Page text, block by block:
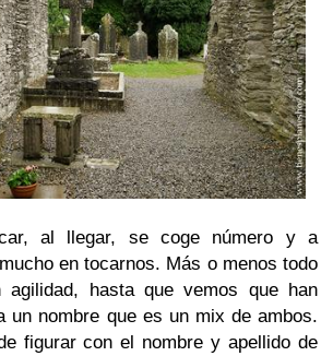
al llegar, se coge número y a
en tocarnos. Más o menos todo
agilidad, hasta que vemos que han
un nombre que es un mix de ambos.
figurar con el nombre y apellido de